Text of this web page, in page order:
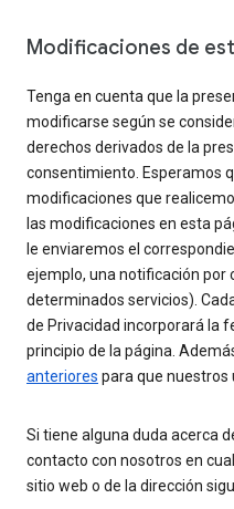
Modificaciones de
Tenga en cuenta que la
modificarse según se
derechos derivados de la
consentimiento. Esperamos
modificaciones que
las modificaciones en esta
le enviaremos el
ejemplo, una notificación por
determinados servicios).
de Privacidad incorporará la
principio de la página.
anteriores para que nuestros
Si tiene alguna duda acerca
contacto con nosotros en
sitio web o de la dirección